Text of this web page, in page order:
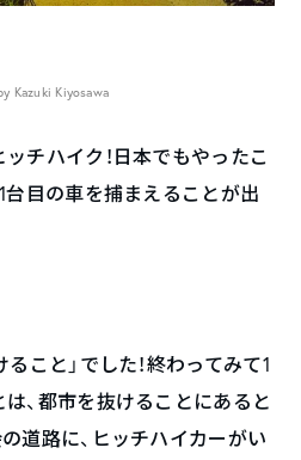
Kazuki Kiyosawa
チハイク！日本でもやったこ
台目の車を捕まえることが出
こと」でした！終わってみて1
、都市を抜けることにあると
道路に、ヒッチハイカーがい